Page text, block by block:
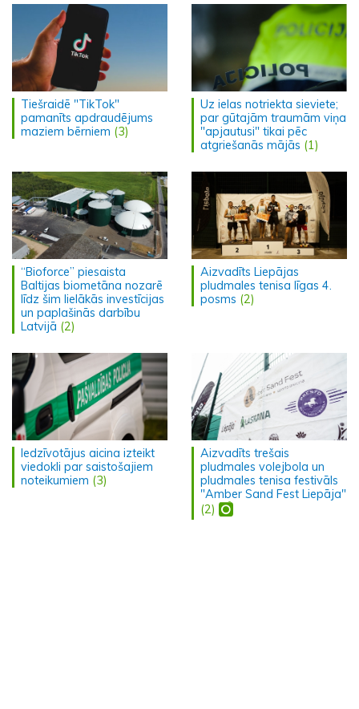
Tiešraidē "TikTok"
pamanīts apdraudējums
maziem bērniem (3)
Uz ielas notriekta sieviete;
par gūtajām traumām viņa
"apjautusi" tikai pēc
atgriešanās mājās (1)
“Bioforce” piesaista
Baltijas biometāna nozarē
līdz šim lielākās investīcijas
un paplašinās darbību
Latvijā (2)
Aizvadīts Liepājas
pludmales tenisa līgas 4.
posms (2)
Iedzīvotājus aicina izteikt
viedokli par saistošajiem
noteikumiem (3)
Aizvadīts trešais
pludmales volejbola un
pludmales tenisa festivāls
"Amber Sand Fest Liepāja"
(2)